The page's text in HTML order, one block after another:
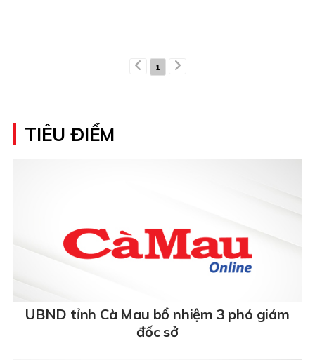
1
TIÊU ĐIỂM
UBND tỉnh Cà Mau bổ nhiệm 3 phó giám
đốc sở